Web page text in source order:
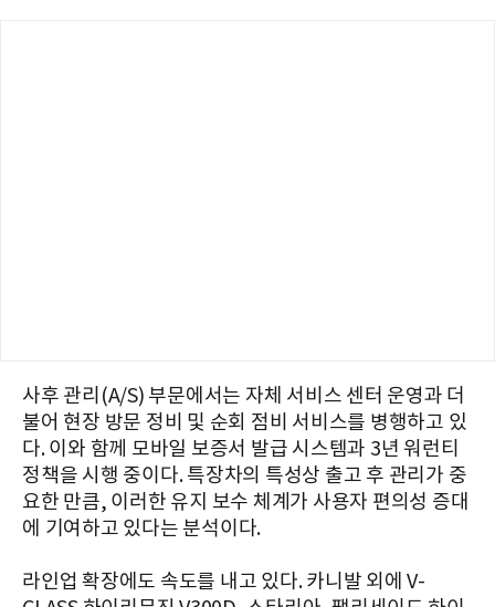
사후 관리(A/S) 부문에서는 자체 서비스 센터 운영과 더
불어 현장 방문 정비 및 순회 점비 서비스를 병행하고 있
다. 이와 함께 모바일 보증서 발급 시스템과 3년 워런티
정책을 시행 중이다. 특장차의 특성상 출고 후 관리가 중
요한 만큼, 이러한 유지 보수 체계가 사용자 편의성 증대
에 기여하고 있다는 분석이다.
라인업 확장에도 속도를 내고 있다. 카니발 외에 V-